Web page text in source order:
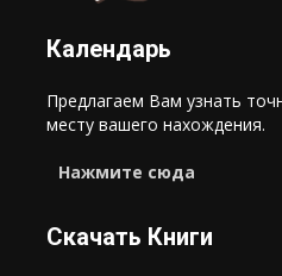
Календарь
Предлагаем Вам узнать
месту вашего нахождения.
Нажмите сюда
Скачать Книги